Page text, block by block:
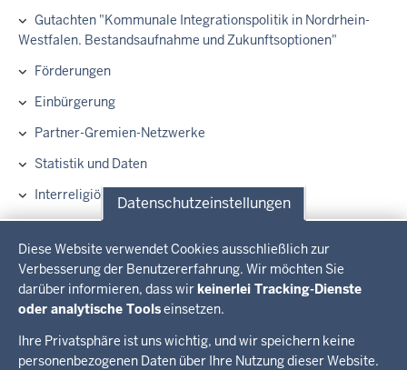
Datenschutzeinstellungen
Diese Website verwendet Cookies ausschließlich zur
Verbesserung der Benutzererfahrung. Wir möchten Sie
darüber informieren, dass wirkeinerlei Tracking-Dienste
oder analytische Toolseinsetzen.
Ihre Privatsphäre ist uns wichtig, und wir speichern keine
personenbezogenen Daten über Ihre Nutzung dieser Website.
Gutachten "Kommunale Integrationspolitik in Nordrhein-
Westfalen. Bestandsaufnahme und Zukunftsoptionen"
Förderungen
Einbürgerung
Partner-Gremien-Netzwerke
Statistik und Daten
Interreligiöser Kalender 2026 ist erschienen
Gutachten zur Frage des Kopftuchtragens von Mädchen
unter 14 Jahren
Modellprojekt „Guter Lebensabend NRW“
#IchDuWirNRW